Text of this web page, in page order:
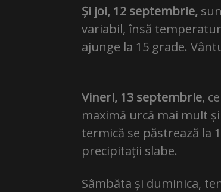
Și joi, 12 septembrie,
variabil, însă
ajunge la 15 grade.
Vineri, 13 septembrie,
maximă urcă mai mult
termică se păstrează la
precipitații slabe.
Sâmbăta și duminica,